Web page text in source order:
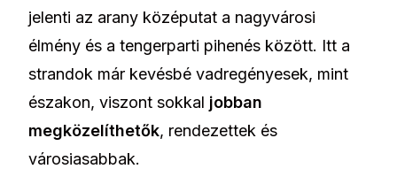
jelenti az arany középutat a nagyvárosi
élmény és a tengerparti pihenés között. Itt a
strandok már kevésbé vadregényesek, mint
északon, viszont sokkal jobban
megközelíthetők, rendezettek és
városiasabbak.